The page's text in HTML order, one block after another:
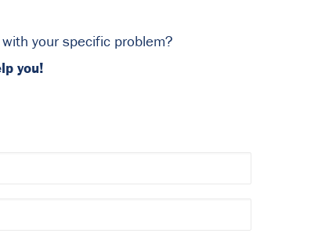
your specific problem?
you!